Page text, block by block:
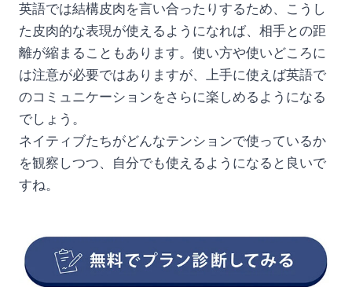
英語では結構皮肉を言い合ったりするため、こうし
た皮肉的な表現が使えるようになれば、相手との距
離が縮まることもあります。使い方や使いどころに
は注意が必要ではありますが、上手に使えば英語で
のコミュニケーションをさらに楽しめるようになる
でしょう。
ネイティブたちがどんなテンションで使っているか
を観察しつつ、自分でも使えるようになると良いで
すね。